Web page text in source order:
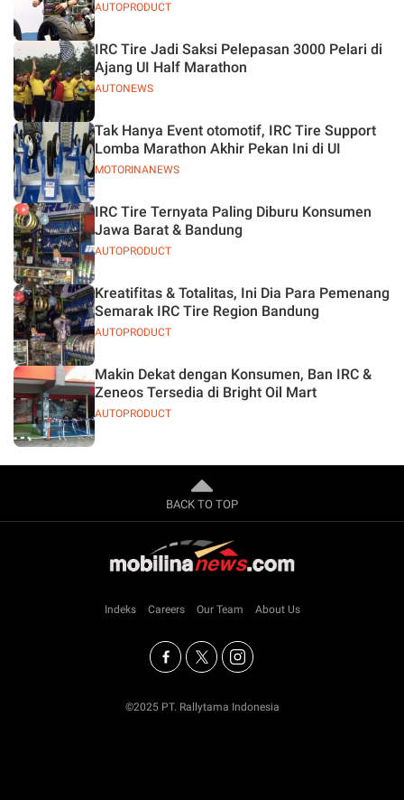
AUTOPRODUCT
AUTONEWS
IRC Tire Jadi Saksi Pelepasan 3000 Pelari di
Ajang UI Half Marathon
MOTORINANEWS
Tak Hanya Event otomotif, IRC Tire Support
Lomba Marathon Akhir Pekan Ini di UI
AUTOPRODUCT
IRC Tire Ternyata Paling Diburu Konsumen
Jawa Barat & Bandung
AUTOPRODUCT
Kreatifitas & Totalitas, Ini Dia Para Pemenang
Semarak IRC Tire Region Bandung
AUTOPRODUCT
Makin Dekat dengan Konsumen, Ban IRC &
Zeneos Tersedia di Bright Oil Mart
BACK TO TOP
Indeks Careers Our Team About Us
©2025 PT. Rallytama Indonesia